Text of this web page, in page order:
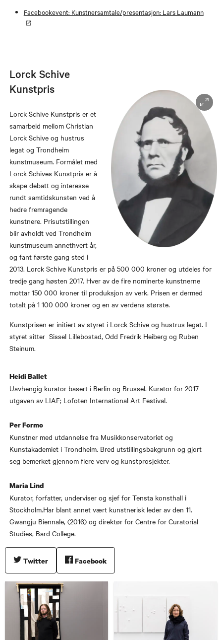
Facebookevent: Kunstnersamtale/presentasjon: Lars Laumann
Lorck Schive
Kunstpris
Lorck Schive Kunstpris er et
samarbeid mellom Christian
Lorck Schive og hustrus
legat og Trondheim
kunstmuseum. Formålet med
Lorck Schives Kunstpris er å
skape debatt og interesse
rundt samtidskunsten ved å
hedre fremragende
kunstnere. Prisutstillingen
blir avholdt ved Trondheim
kunstmuseum annethvert år,
og fant første gang sted i
2013. Lorck Schive Kunstpris er på 500 000 kroner og utdeles for
tredje gang høsten 2017. Hver av de fire nominerte kunstnerne
mottar 150 000 kroner til produksjon av verk. Prisen er dermed
totalt på 1 100 000 kroner og en av verdens største.
Kunstprisen er initiert av styret i Lorck Schive og hustrus legat. I
styret sitter Sissel Lillebostad, Odd Fredrik Heiberg og Ruben
Steinum.
Heidi Ballet
Uavhengig kurator basert i Berlin og Brussel. Kurator for 2017
utgaven av LIAF; Lofoten International Art Festival.
Per Formo
Kunstner med utdannelse fra Musikkonservatoriet og
Kunstakademiet i Trondheim. Bred utstillingsbakgrunn og gjort
seg bemerket gjennom flere verv og kunstprosjekter.
Maria Lind
Kurator, forfatter, underviser og sjef for Tensta konsthall i
Stockholm.Har blant annet vært kunstnerisk leder av den 11.
Gwangju Biennale, (2016) og direktør for Centre for Curatorial
Studies, Bard College.
Twitter Facebook